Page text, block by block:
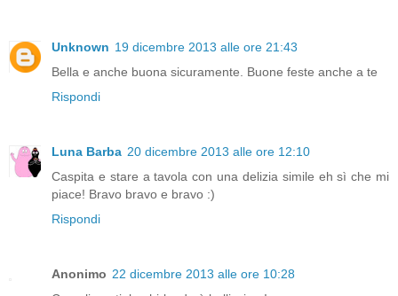
Unknown 19 dicembre 2013 alle ore 21:43
Bella e anche buona sicuramente. Buone feste anche a te
Rispondi
Luna Barba 20 dicembre 2013 alle ore 12:10
Caspita e stare a tavola con una delizia simile eh sì che mi
piace! Bravo bravo e bravo :)
Rispondi
Anonimo 22 dicembre 2013 alle ore 10:28